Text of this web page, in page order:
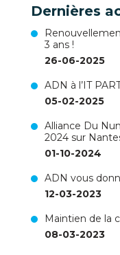
Dernières
3 ans !
26-06-2025
ADN à l’IT
05-02-2025
Alliance Du
2024 sur
01-10-2024
ADN vous
12-03-2023
Maintien de la
08-03-2023